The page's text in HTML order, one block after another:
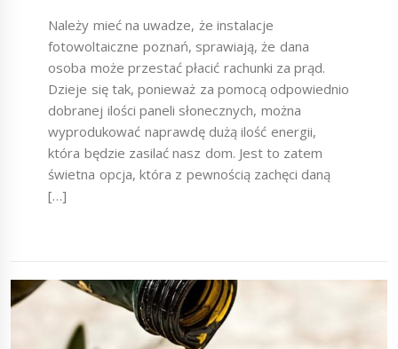
Należy mieć na uwadze, że instalacje
fotowoltaiczne poznań, sprawiają, że dana
osoba może przestać płacić rachunki za prąd.
Dzieje się tak, ponieważ za pomocą odpowiednio
dobranej ilości paneli słonecznych, można
wyprodukować naprawdę dużą ilość energii,
która będzie zasilać nasz dom. Jest to zatem
świetna opcja, która z pewnością zachęci daną
[…]